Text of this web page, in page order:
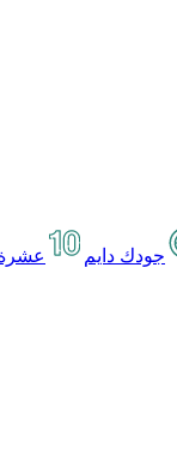
جودك دايم عشرة